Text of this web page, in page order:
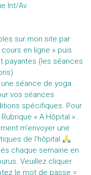
Int/Av
sur mon site par
en ligne » puis
payantes (les séances
une séance de yoga
vos séances
spécifiques. Pour
Rubrique « A Hôpital » .
m’envoyer une
de l’hôpital
chaque semaine en
Veuillez cliquer
le mot de passe =